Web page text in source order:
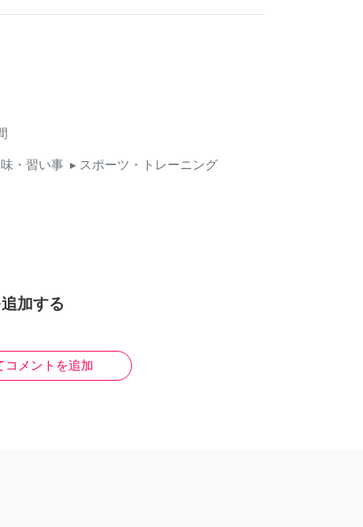
・習い事 ▸ スポーツ・トレーニング
加する
コメントを追加